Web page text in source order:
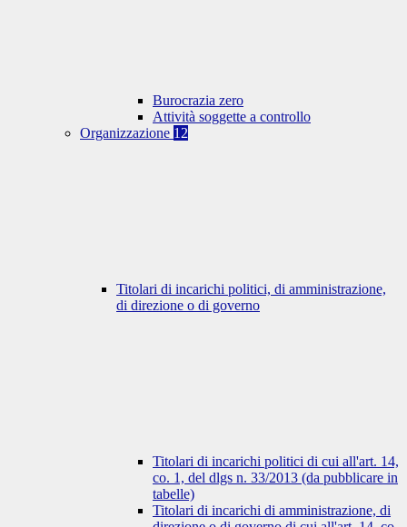
Burocrazia zero
Attività soggette a controllo
Organizzazione 12
Titolari di incarichi politici, di amministrazione,
di direzione o di governo
Titolari di incarichi politici di cui all'art. 14,
co. 1, del dlgs n. 33/2013 (da pubblicare in
tabelle)
Titolari di incarichi di amministrazione, di